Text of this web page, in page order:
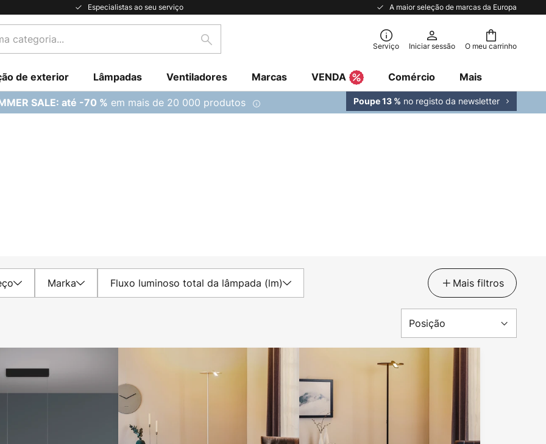
Especialistas ao seu serviço A maior seleção de marcas da Europa
O meu carrinho
Pesquisar Serviço Iniciar sessão
de exterior Lâmpadas Ventiladores Marcas VENDA Comércio Mais
SALE: até -70 % em mais de 20 000 produtos Poupe 13 % no registo da newsletter
Marka Fluxo luminoso total da lâmpada (lm) Mais filtros